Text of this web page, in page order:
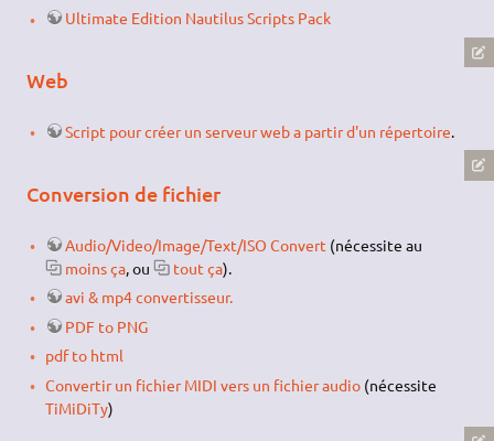
Ultimate Edition Nautilus Scripts Pack
Web
Script pour créer un serveur web a partir d'un répertoire.
Conversion de fichier
Audio/Video/Image/Text/ISO Convert (nécessite au
moins ça, ou tout ça).
avi & mp4 convertisseur.
PDF to PNG
pdf to html
Convertir un fichier MIDI vers un fichier audio(nécessite
TiMiDiTy)